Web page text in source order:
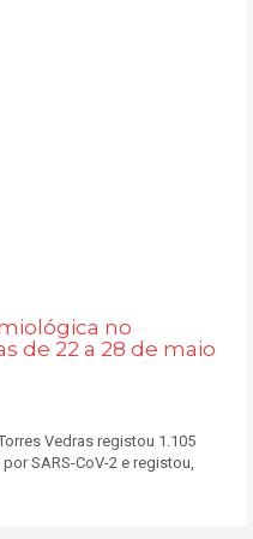
no
de 22 a 28 de maio
Vedras registou 1.105
SARS-CoV-2 e registou,